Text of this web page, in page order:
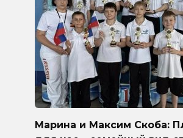
Марина и Максим Скоба: